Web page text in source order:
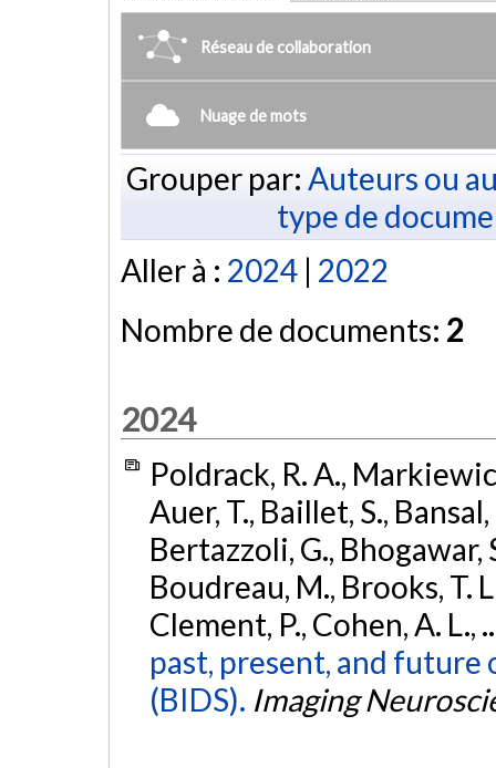
Réseau de collaboration
Nuage de mots
Grouper par: Auteurs ou
type de
Aller à : 2024 | 2022
Nombre de documents: 2
2024
Poldrack, R. A.,
Auer, T., Baillet, S.,
Bertazzoli, G., Bhogawar,
Boudreau, M., Brooks, T.
Clement, P., Cohen, A.
past, present, and
(BIDS). Imaging